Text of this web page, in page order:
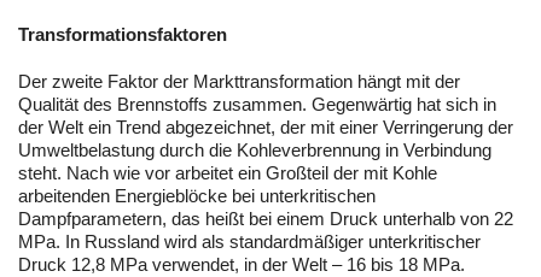
Transformationsfaktoren
Der zweite Faktor der Markttransformation hängt mit der
Qualität des Brennstoffs zusammen. Gegenwärtig hat sich in
der Welt ein Trend abgezeichnet, der mit einer Verringerung der
Umweltbelastung durch die Kohleverbrennung in Verbindung
steht. Nach wie vor arbeitet ein Großteil der mit Kohle
arbeitenden Energieblöcke bei unterkritischen
Dampfparametern, das heißt bei einem Druck unterhalb von 22
MPa. In Russland wird als standardmäßiger unterkritischer
Druck 12,8 MPa verwendet, in der Welt – 16 bis 18 MPa.